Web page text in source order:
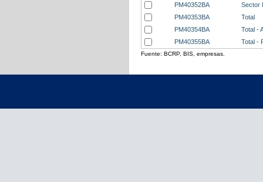
PM40352BA
Sector
PM40353BA
Total
PM40354BA
Total -
PM40355BA
Total -
Fuente: BCRP, BIS, empresas.